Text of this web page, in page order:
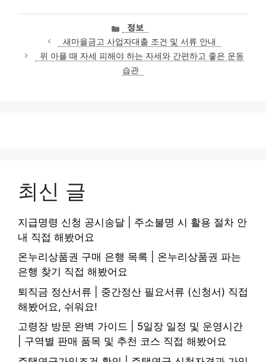
카
테
고
리
정보
새마을금고 사업자대출 조건 및 서류 안내
위 아플 때 자세 피해야 하는 자세와 간편하고 좋은 운동
습관
최신 글
지급명령 신청 공시송달 | 주소불명 시 활용 절차 안
내 직접 해봤어요
온누리상품권 구매 은행 목록 | 온누리상품권 파는
은행 찾기 직접 해봤어요
퇴직금 정산서류 | 중간정산 필요서류 (신청서) 직접
해봤어요, 쉬워요!
고령장 방문 완벽 가이드 | 5일장 일정 및 운영시간
| 구역별 판매 품목 및 추천 코스 직접 해봤어요